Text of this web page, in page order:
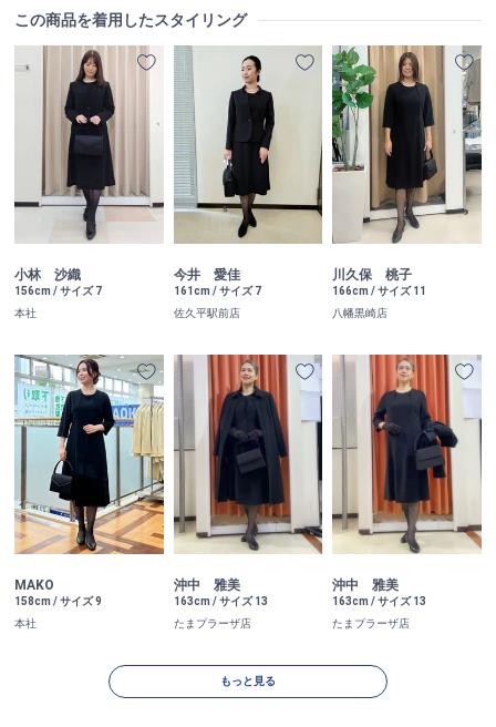
この商品を着用したスタイリング
小林 沙織
156cm / サイズ 7
本社
今井 愛佳
161cm / サイズ 7
佐久平駅前店
川久保 桃子
166cm / サイズ 11
八幡黒崎店
MAKO
158cm / サイズ 9
本社
沖中 雅美
163cm / サイズ 13
たまプラーザ店
沖中 雅美
163cm / サイズ 13
たまプラーザ店
もっと見る